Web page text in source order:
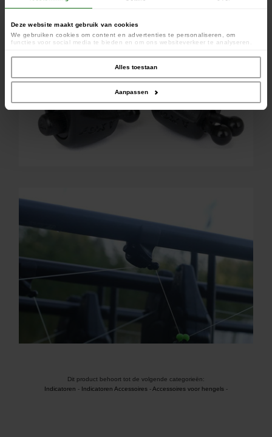
Deze website maakt gebruik van cookies
We gebruiken cookies om content en advertenties te personaliseren, om
functies voor social media te bieden en om ons websiteverkeer te analyseren.
social media, adverteren en analyse. Deze partners kunnen deze gegevens
combineren met andere informatie die u aan ze heeft verstrekt of die ze hebben
verzameld op basis van uw gebruik van hun services.
Alles toestaan
Aanpassen
Dit product behoort tot de volgende categorieën:
Indicatoren - Indicatoren Accessoires -Accessoires voor hengels -